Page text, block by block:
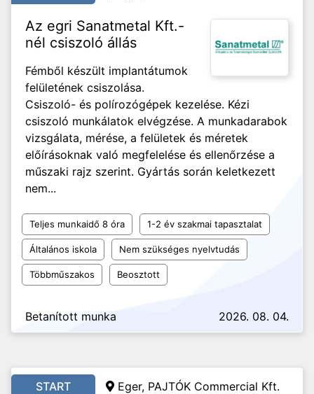
Az egri Sanatmetal Kft.-
nél csiszoló állás
Fémből készült implantátumok
felületének csiszolása.
Csiszoló- és polírozógépek kezelése. Kézi
csiszoló munkálatok elvégzése. A munkadarabok
vizsgálata, mérése, a felületek és méretek
előírásoknak való megfelelése és ellenőrzése a
műszaki rajz szerint. Gyártás során keletkezett
nem...
Teljes munkaidő 8 óra 1-2 év szakmai tapasztalat
Általános iskola Nem szükséges nyelvtudás
Többműszakos Beosztott
Betanított munka 2026. 08. 04.
START Eger, PAJTÓK Commercial Kft.